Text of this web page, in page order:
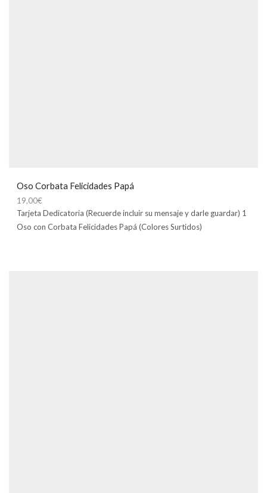
Oso Corbata Felicidades Papá
19,00€
Tarjeta Dedicatoria (Recuerde incluir su mensaje y darle guardar) 1
Oso con Corbata Felicidades Papá (Colores Surtidos)